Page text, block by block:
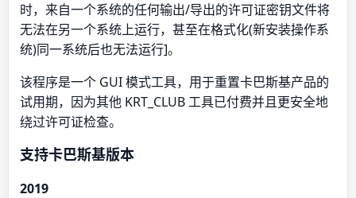
时，来自一个系统的任何输出/导出的许可证密钥文件将
无法在另一个系统上运行，甚至在格式化(新安装操作系
统)同一系统后也无法运行]。
该程序是一个 GUI 模式工具，用于重置卡巴斯基产品的
试用期，因为其他 KRT_CLUB 工具已付费并且更安全地
绕过许可证检查。
支持卡巴斯基版本
2019